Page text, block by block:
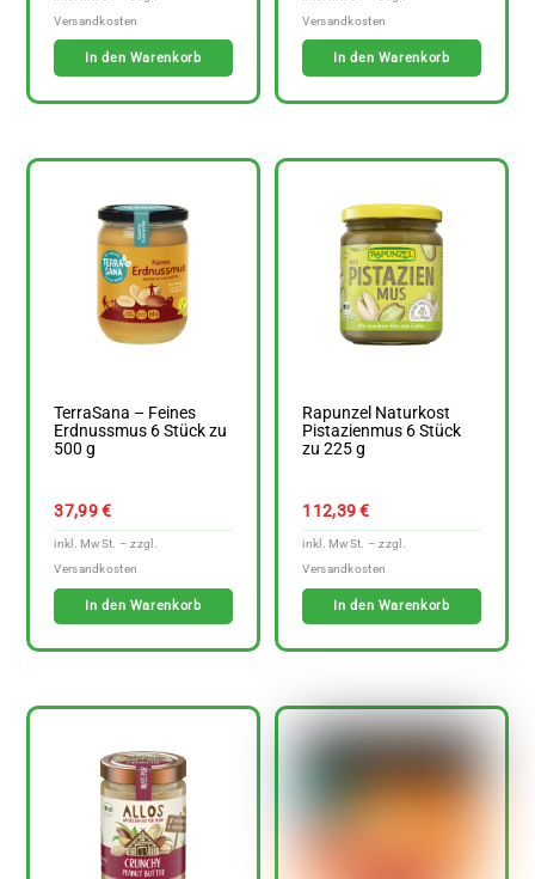
In den Warenkorb In den Warenkorb
TerraSana – Feines
Erdnussmus 6 Stück zu
500 g
37,99€
In den Warenkorb
Rapunzel Naturkost
Pistazienmus 6 Stück
zu 225 g
112,39€
In den Warenkorb